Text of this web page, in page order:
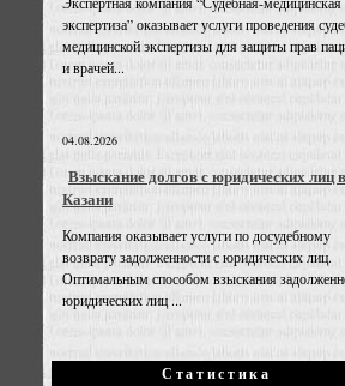
экспертиза” оказывает услуги проведения
медицинской экспертизы для защиты прав
и врачей...
04.08.2026
Взыскание долгов с юридических лиц в
Казани
Компания оказывает услуги по досудебному
возврату задолженности с юридических лиц.
Оптимальным способом взыскания
юридических лиц ...
Статистика